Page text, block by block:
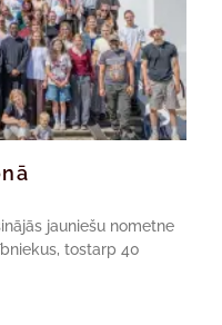
jauniešu nometne
tostarp 40